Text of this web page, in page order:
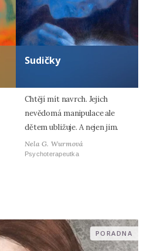
Sudičky
Chtějí mít navrch. Jejich
nevědomá manipulace ale
dětem ubližuje. A nejen jim.
Nela G. Wurmová
Psychoterapeutka
PORADNA